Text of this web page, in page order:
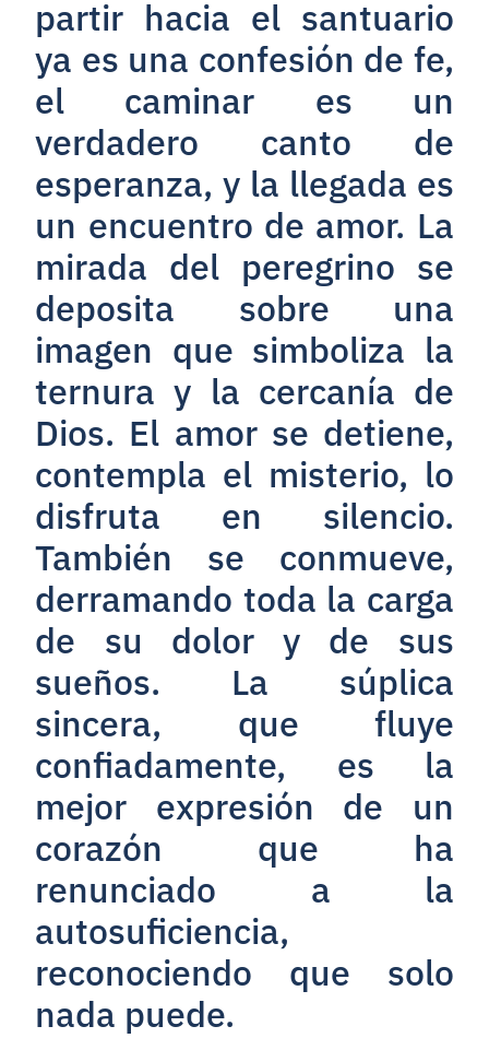
partir hacia el santuario
ya es una confesión de fe,
el caminar es un
verdadero canto de
esperanza, y la llegada es
un encuentro de amor. La
mirada del peregrino se
deposita sobre una
imagen que simboliza la
ternura y la cercanía de
Dios. El amor se detiene,
contempla el misterio, lo
disfruta en silencio.
También se conmueve,
derramando toda la carga
de su dolor y de sus
sueños. La súplica
sincera, que fluye
confiadamente, es la
mejor expresión de un
corazón que ha
renunciado a la
autosuficiencia,
reconociendo que solo
nada puede.